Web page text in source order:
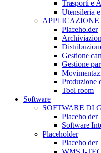
Trasporti e
Utensileria
APPLICAZIONE
Placeholder
Gestione
Gestione
Produzione
Tool room
Software
SOFTWARE DI
Placeholder
Software
Placeholder
Placeholder
WMS I-